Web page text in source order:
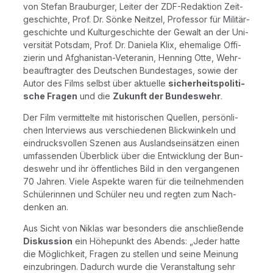
von Ste­fan Brau­bur­ger, Lei­ter der ZDF-Redak­ti­on Zeit­
ge­schich­te, Prof. Dr. Sön­ke Neit­zel, Pro­fes­sor für Mili­tär­
ge­schich­te und Kul­tur­ge­schich­te der Gewalt an der Uni­
ver­si­tät Pots­dam, Prof. Dr. Danie­la Klix, ehe­ma­li­ge Offi­
zie­rin und Afgha­ni­stan-Vete­ra­nin, Hen­ning Otte, Wehr­
be­auf­trag­ter des Deut­schen Bun­des­ta­ges, sowie der
Autor des Films selbst über aktu­el­le sicher­heits­po­li­ti­
sche Fra­gen und die Zukunft der Bun­des­wehr.
Der Film ver­mit­tel­te mit his­to­ri­schen Quel­len, per­sön­li­
chen Inter­views aus ver­schie­de­nen Blick­win­keln und
ein­drucks­vol­len Sze­nen aus Aus­lands­ein­sät­zen einen
umfas­sen­den Über­blick über die Ent­wick­lung der Bun­
des­wehr und ihr öffent­li­ches Bild in den ver­gan­ge­nen
70 Jah­ren. Vie­le Aspek­te waren für die teil­neh­men­den
Schü­le­rin­nen und Schü­ler neu und reg­ten zum Nach­
den­ken an.
Aus Sicht von Niklas war beson­ders die anschlie­ßen­de
Dis­kus­si­on ein Höhe­punkt des Abends: „Jeder hat­te
die Mög­lich­keit, Fra­gen zu stel­len und sei­ne Mei­nung
ein­zu­brin­gen. Dadurch wur­de die Ver­an­stal­tung sehr